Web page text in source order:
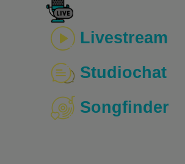
Livestream
Studiochat
Songfinder